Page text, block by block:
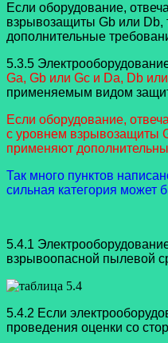
Если оборудование,
взрывозащиты Gb или Db,
дополнительные
5.3.5
Ga, Gb или Gc и Da, Db
применяемым видом
Если оборудование,
с уровнем взрывозащиты
применяют
Так много пунктов
сильная категория может
5.4.1
взрывоопасной пылевой
5.4.2 Если
проведения оценки со